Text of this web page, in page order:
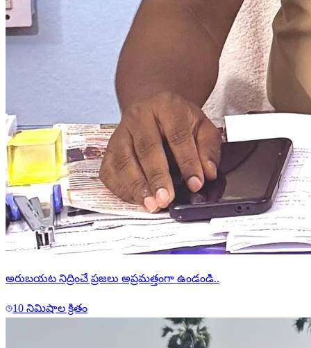
అరుబయట నిద్రించే ప్రజలు అప్రమత్తంగా ఉండండి..
10 నిమిషాల క్రితం